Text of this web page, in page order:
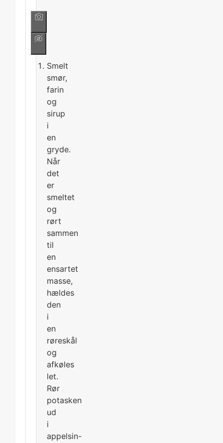
Smelt
smør,
farin
og
sirup
i
en
gryde.
Når
det
er
smeltet
og
rørt
sammen
til
en
ensartet
masse,
hældes
den
i
en
røreskål
og
afkøles
let.
Rør
potasken
ud
i
appelsin-